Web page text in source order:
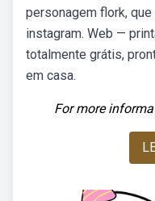
personagem flork,
instagram. Web —
totalmente grátis,
em casa.
For more